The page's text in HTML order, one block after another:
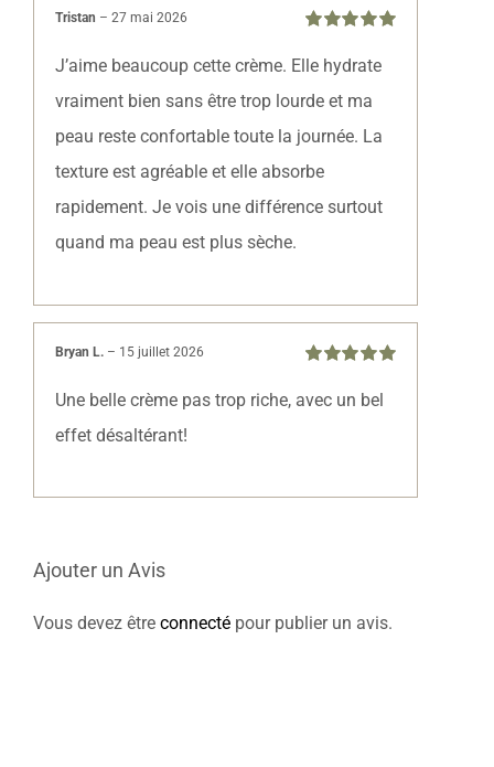
Tristan – 27 mai 2026
J’aime beaucoup cette crème. Elle hydrate
vraiment bien sans être trop lourde et ma
peau reste confortable toute la journée. La
texture est agréable et elle absorbe
rapidement. Je vois une différence surtout
quand ma peau est plus sèche.
Bryan L. – 15 juillet 2026
Une belle crème pas trop riche, avec un bel
effet désaltérant!
Ajouter un Avis
Vous devez être connectépour publier un avis.